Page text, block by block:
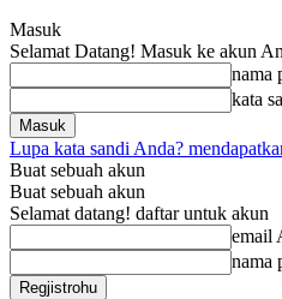
Masuk
Selamat Datang! Masuk ke akun
nama
kata
Lupa kata sandi Anda?
Buat sebuah akun
Buat sebuah akun
Selamat datang! daftar untuk akun
email
nama